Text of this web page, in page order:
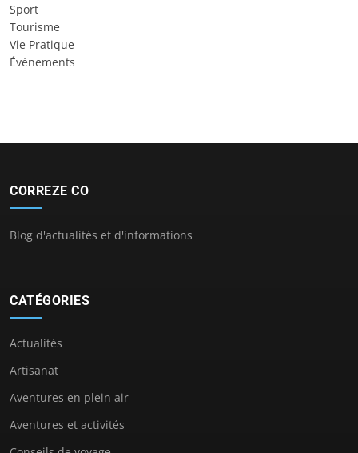
Sport
Tourisme
Vie Pratique
Événements
CORREZE CO
Blog d'actualités et d'informations
CATÉGORIES
Actualités
Artisanat
Aventures en plein air
Aventures et activités